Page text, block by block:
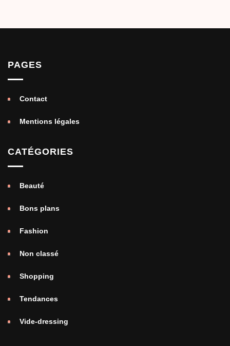
PAGES
Contact
Mentions légales
CATÉGORIES
Beauté
Bons plans
Fashion
Non classé
Shopping
Tendances
Vide-dressing